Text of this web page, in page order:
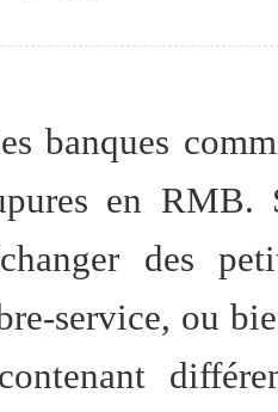
banques
en RMB.
des
service, ou